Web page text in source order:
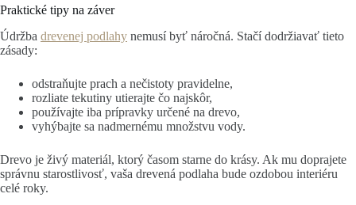
Praktické tipy na záver
Údržba drevenej podlahy nemusí byť náročná. Stačí dodržiavať tieto
zásady:
odstraňujte prach a nečistoty pravidelne,
rozliate tekutiny utierajte čo najskôr,
používajte iba prípravky určené na drevo,
vyhýbajte sa nadmernému množstvu vody.
Drevo je živý materiál, ktorý časom starne do krásy. Ak mu doprajete
správnu starostlivosť, vaša drevená podlaha bude ozdobou interiéru
celé roky.